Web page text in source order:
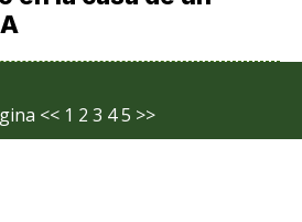
<< 1 2 3 45 >>